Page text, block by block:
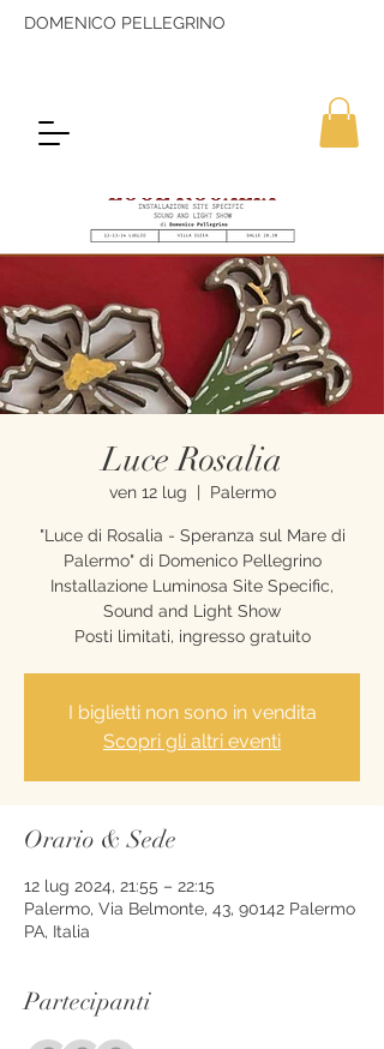
DOMENICO PELLEGRINO
Luce Rosalia
ven 12 lug
  |
Palermo
"Luce di Rosalia - Speranza sul Mare di
Palermo" di Domenico Pellegrino
Installazione Luminosa Site Specific,
Sound and Light Show
Posti limitati, ingresso gratuito
I biglietti non sono in vendita
Scopri gli altri eventi
Orario & Sede
12 lug 2024, 21:55 – 22:15
Palermo, Via Belmonte, 43, 90142 Palermo
PA, Italia
Partecipanti